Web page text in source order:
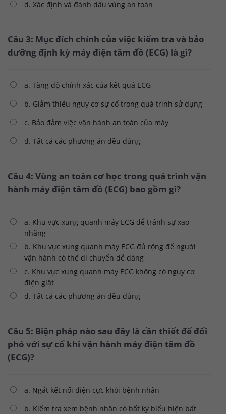
d. Xác định và đánh dấu vùng an toàn
Câu 3: Mục đích chính của việc kiểm tra và bảo
dưỡng định kỳ máy điện tâm đồ (ECG) là gì?
a. Tăng độ chính xác của kết quả ECG
b. Giảm thiểu nguy cơ sự cố trong quá trình sử dụng
c. Bảo đảm việc vận hành an toàn của máy
d. Tất cả các phương án đều đúng
Câu 4: Vùng an toàn cơ học trong quá trình vận
hành máy điện tâm đồ (ECG) bao gồm gì?
a. Khu vực xung quanh máy ECG để tránh sự xao
nhãng
b. Khu vực xung quanh máy ECG đủ rộng để người
vận hành có thể di chuyển dễ dàng
c. Khu vực xung quanh máy ECG không có nguy cơ
điện giật
d. Tất cả các phương án đều đúng
Câu 5: Biện pháp nào sau đây là cần thiết để đối
phó với sự cố khi vận hành máy điện tâm đồ
(ECG)?
a. Ngắt kết nối điện cực khỏi bệnh nhân
b. Kiểm tra xem bệnh nhân có bất kỳ biểu hiện bất